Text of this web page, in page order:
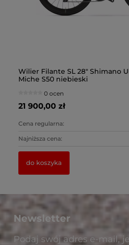
Wilier Filante SL 28" Shimano
Miche S50 niebieski
0 ocen
21 900,00 zł
Cena regularna:
Najniższa cena:
do koszyka
Newsletter
Podaj swój adres e-mail,